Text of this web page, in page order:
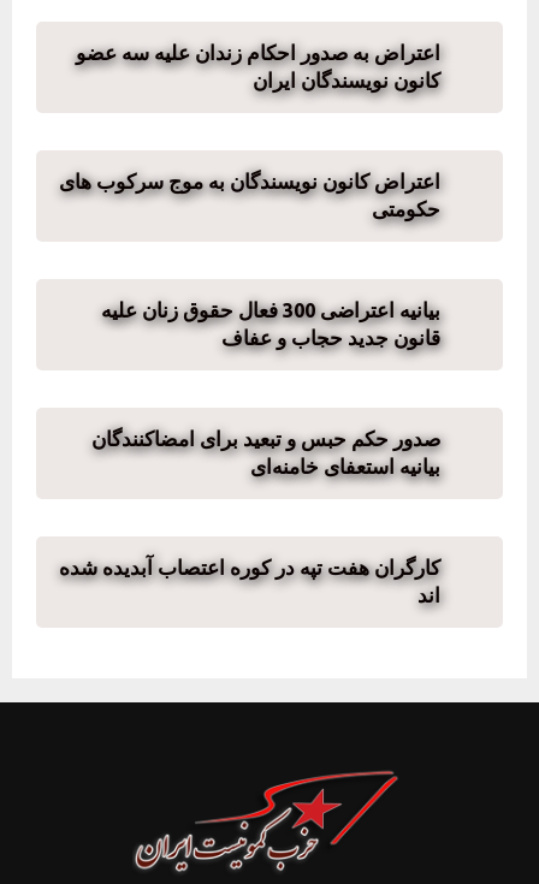
اعتراض به صدور احکام زندان علیه سه عضو
کانون نویسندگان ایران
اعتراض کانون نویسندگان به موج سرکوب های
حکومتی
بیانیه اعتراضی 300 فعال حقوق زنان علیه
قانون جدید حجاب و عفاف
صدور حکم حبس و تبعید برای امضاکنندگان
بیانیه استعفای خامنه‌ای
کارگران هفت تپه در کوره اعتصاب آبدیده شده
اند